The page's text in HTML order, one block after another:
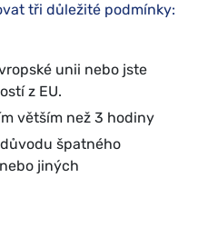
tři důležité podmínky:
unii nebo jste
z EU.
větším než 3 hodiny
špatného
jiných